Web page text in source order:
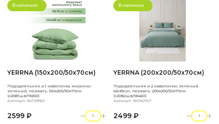
В наличии
YERRNA (150х200/50х70см)
Пододеяльник и 1 наволочка, морозно-
зеленый, перкаль. 150х200/50х70см
(с2081шв/19200)
Артикул: 94729162
2599 ₽
В наличии
YERRNA (200х200/50х70см)
Пододеяльник и 2 наволочки, зеленый
айсберг, перкаль. 200х200/50х70см
(с2082шв/18460)
Артикул: 94740747
2499 ₽